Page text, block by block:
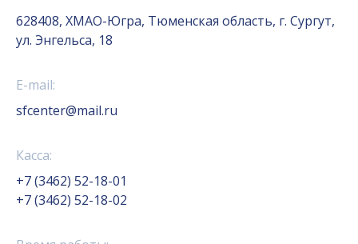
628408, ХМАО-Югра, Тюменская область, г. Сургут,
ул. Энгельса, 18
E-mail:
sfcenter@mail.ru
Касса:
+7 (3462) 52-18-01
+7 (3462) 52-18-02